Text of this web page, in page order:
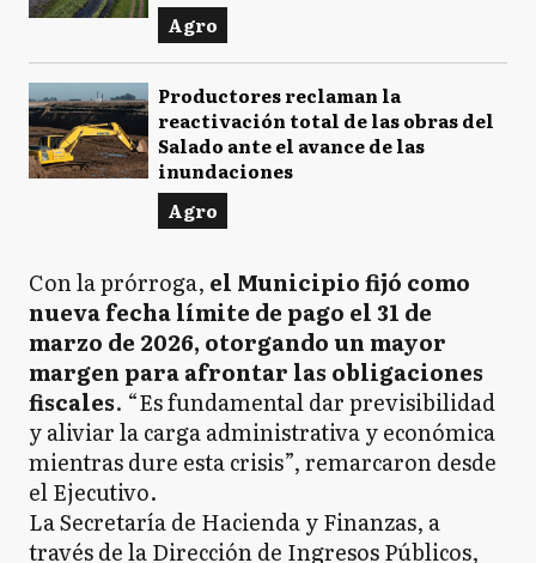
Agro
Productores reclaman la
reactivación total de las obras del
Salado ante el avance de las
inundaciones
Agro
Con la prórroga, el Municipio fijó como
nueva fecha límite de pago el 31 de
marzo de 2026, otorgando un mayor
margen para afrontar las obligaciones
fiscales. “Es fundamental dar previsibilidad
y aliviar la carga administrativa y económica
mientras dure esta crisis”, remarcaron desde
el Ejecutivo.
La Secretaría de Hacienda y Finanzas, a
través de la Dirección de Ingresos Públicos,